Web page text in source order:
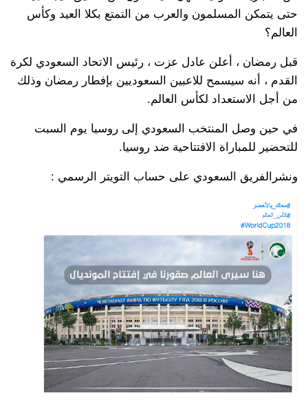
حتى يتمكن المسلمون والعرب من التمتع بكلا العيد وكأس
العالم؟
قبل رمضان ، أعلن عادل عزت ، رئيس الاتحاد السعودي لكرة
القدم ، أنه سيسمح للاعبين السعوديين بإفطار رمضان وذلك
من أجل الاستعداد لكأس العالم.
في حين وصل المنتخب السعودي إلى روسيا يوم السبت
للتحضير للمباراة الافتتاحية ضد روسيا.
ونشرالفريق السعودي على حساب التويتر الرسمي :